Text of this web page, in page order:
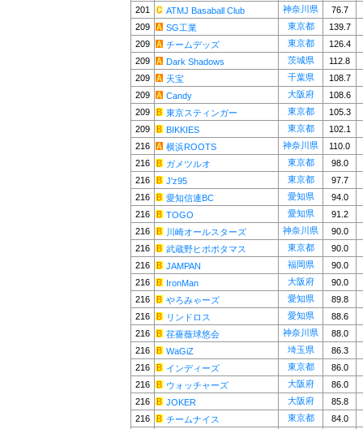
201
ATMJ Basaball Club 神奈川県
76.7
209
SG工業 東京都
139.7
209
チームデッズ 東京都
126.4
209
Dark Shadows 茨城県
112.8
209
天宝 千葉県
108.7
209
Candy 大阪府
108.6
209
東京スティンガー 東京都
105.3
209
BIKKIES 東京都
102.1
216
横浜ROOTS 神奈川県
110.0
216
ガメツルオ 東京都
98.0
216
J'z95 東京都
97.7
216
愛知信連BC 愛知県
94.0
216
TOGO 愛知県
91.2
216
川崎オールスターズ 神奈川県
90.0
216
武蔵野ヒポポタマス 東京都
90.0
216
JAMPAN 福岡県
90.0
216
IronMan 大阪府
90.0
216
やろみゃーズ 愛知県
89.8
216
リンドロス 愛知県
88.6
216
荏薔薇球悠会 神奈川県
88.0
216
WaGiZ 埼玉県
86.3
216
インディーズ 東京都
86.0
216
ウォッチャーズ 大阪府
86.0
216
JOKER 大阪府
85.8
216
チームナイス 東京都
84.0